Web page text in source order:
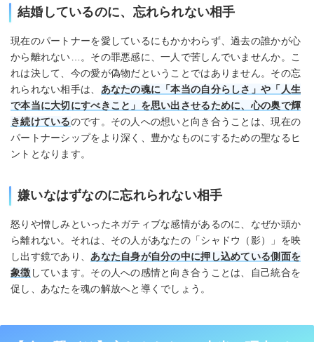
結婚しているのに、忘れられない相手
現在のパートナーを愛しているにもかかわらず、過去の誰かが心
から離れない…。その罪悪感に、一人で苦しんでいませんか。こ
れは決して、今の愛が偽物だということではありません。その忘
れられない相手は、 あなたの魂に「本当の自分らしさ」や「人生
で本当に大切にすべきこと」を思い出させるために、心の奥で輝
き続けているのです。その人への想いと向き合うことは、現在の
パートナーシップをより深く、豊かなものにするための聖なるヒ
ントとなります。
嫌いなはずなのに忘れられない相手
怒りや憎しみといったネガティブな感情があるのに、なぜか頭か
ら離れない。それは、その人があなたの「シャドウ（影）」を映
し出す鏡であり、 あなた自身が自分の中に押し込めている側面を
象徴 しています。その人への感情と向き合うことは、自己統合を
促し、あなたを魂の解放へと導くでしょう。